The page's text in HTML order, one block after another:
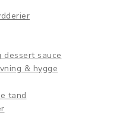
dessert sauce
& hygge
tand